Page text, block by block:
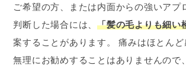
ご希望の方、または内面からの強いアプ
判断した場合には、「髪の毛よりも細い
案することがあります。 痛みはほとんど
無理にお勧めすることはありませんので